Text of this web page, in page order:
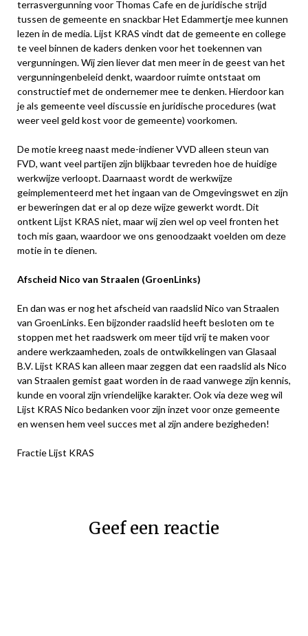
terrasvergunning voor Thomas Cafe en de juridische strijd
tussen de gemeente en snackbar Het Edammertje mee kunnen
lezen in de media. Lijst KRAS vindt dat de gemeente en college
te veel binnen de kaders denken voor het toekennen van
vergunningen. Wij zien liever dat men meer in de geest van het
vergunningenbeleid denkt, waardoor ruimte ontstaat om
constructief met de ondernemer mee te denken. Hierdoor kan
je als gemeente veel discussie en juridische procedures (wat
weer veel geld kost voor de gemeente) voorkomen.
De motie kreeg naast mede-indiener VVD alleen steun van
FVD, want veel partijen zijn blijkbaar tevreden hoe de huidige
werkwijze verloopt. Daarnaast wordt de werkwijze
geimplementeerd met het ingaan van de Omgevingswet en zijn
er beweringen dat er al op deze wijze gewerkt wordt. Dit
ontkent Lijst KRAS niet, maar wij zien wel op veel fronten het
toch mis gaan, waardoor we ons genoodzaakt voelden om deze
motie in te dienen.
Afscheid Nico van Straalen (GroenLinks)
En dan was er nog het afscheid van raadslid Nico van Straalen
van GroenLinks. Een bijzonder raadslid heeft besloten om te
stoppen met het raadswerk om meer tijd vrij te maken voor
andere werkzaamheden, zoals de ontwikkelingen van Glasaal
B.V. Lijst KRAS kan alleen maar zeggen dat een raadslid als Nico
van Straalen gemist gaat worden in de raad vanwege zijn kennis,
kunde en vooral zijn vriendelijke karakter. Ook via deze weg wil
Lijst KRAS Nico bedanken voor zijn inzet voor onze gemeente
en wensen hem veel succes met al zijn andere bezigheden!
Fractie Lijst KRAS
Geef een reactie